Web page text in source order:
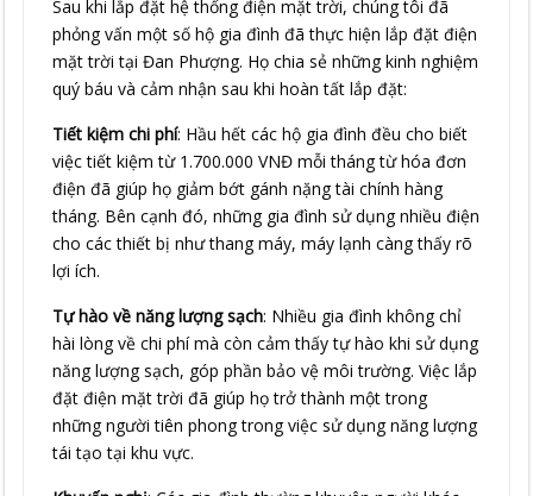
Sau khi lắp đặt hệ thống điện mặt trời, chúng tôi đã
phỏng vấn một số hộ gia đình đã thực hiện lắp đặt điện
mặt trời tại Đan Phượng. Họ chia sẻ những kinh nghiệm
quý báu và cảm nhận sau khi hoàn tất lắp đặt:
Tiết kiệm chi phí: Hầu hết các hộ gia đình đều cho biết
việc tiết kiệm từ 1.700.000 VNĐ mỗi tháng từ hóa đơn
điện đã giúp họ giảm bớt gánh nặng tài chính hàng
tháng. Bên cạnh đó, những gia đình sử dụng nhiều điện
cho các thiết bị như thang máy, máy lạnh càng thấy rõ
lợi ích.
Tự hào về năng lượng sạch: Nhiều gia đình không chỉ
hài lòng về chi phí mà còn cảm thấy tự hào khi sử dụng
năng lượng sạch, góp phần bảo vệ môi trường. Việc lắp
đặt điện mặt trời đã giúp họ trở thành một trong
những người tiên phong trong việc sử dụng năng lượng
tái tạo tại khu vực.